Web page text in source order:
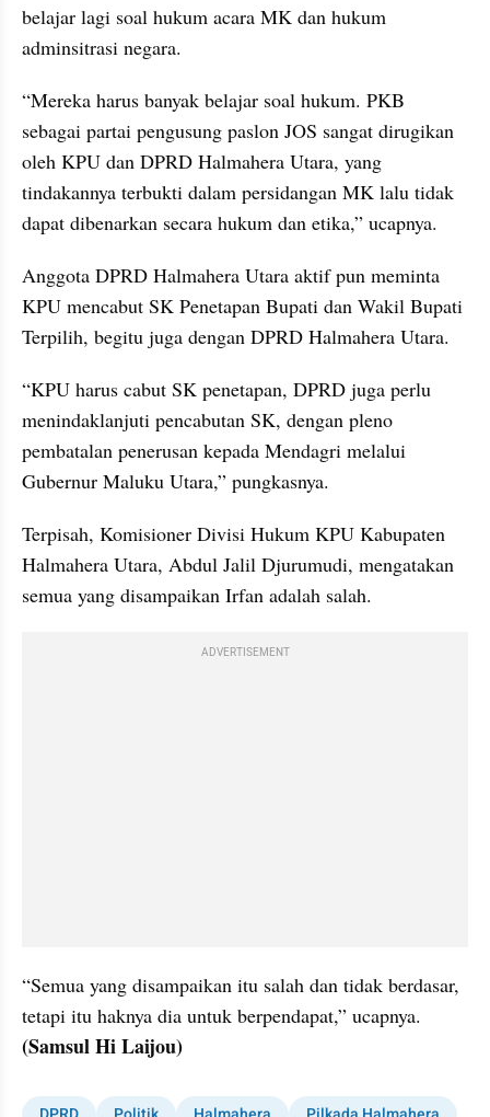
belajar lagi soal hukum acara MK dan hukum
adminsitrasi negara.
“Mereka harus banyak belajar soal hukum. PKB
sebagai partai pengusung paslon JOS sangat dirugikan
oleh KPU dan DPRD Halmahera Utara, yang
tindakannya terbukti dalam persidangan MK lalu tidak
dapat dibenarkan secara hukum dan etika,” ucapnya.
Anggota DPRD Halmahera Utara aktif pun meminta
KPU mencabut SK Penetapan Bupati dan Wakil Bupati
Terpilih, begitu juga dengan DPRD Halmahera Utara.
“KPU harus cabut SK penetapan, DPRD juga perlu
menindaklanjuti pencabutan SK, dengan pleno
pembatalan penerusan kepada Mendagri melalui
Gubernur Maluku Utara,” pungkasnya.
Terpisah, Komisioner Divisi Hukum KPU Kabupaten
Halmahera Utara, Abdul Jalil Djurumudi, mengatakan
semua yang disampaikan Irfan adalah salah.
ADVERTISEMENT
“Semua yang disampaikan itu salah dan tidak berdasar,
(Samsul Hi Laijou)